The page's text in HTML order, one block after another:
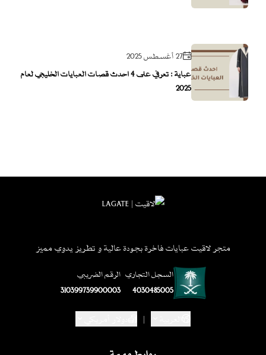
27 أغسطس 2025
عباية : تعرفي على 4 احدث قصات العبايات الخليجي لعام
2025
متجر لاقيت عبايات فاخرة بجودة عالية و تطريز يدوي مميز
السجل التجاري
4030485005
الرقم الضريبي
310399739900003
|